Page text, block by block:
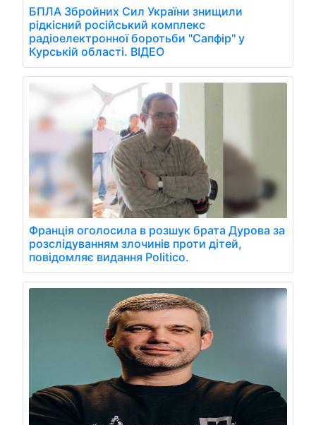
БПЛА Збройних Сил України знищили
рідкісний російський комплекс
радіоелектронної боротьби "Сапфір" у
Курській області. ВІДЕО
Франція оголосила в розшук брата Дурова за
розслідуванням злочинів проти дітей,
повідомляє видання Politico.